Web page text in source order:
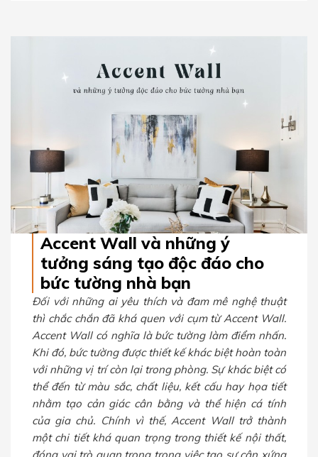
Accent Wall và những ý
tưởng sáng tạo độc đáo cho
bức tường nhà bạn
Đối với những ai yêu thích và đam mê nghệ thuật
thì chắc chắn đã khá quen với cụm từ Accent Wall.
Accent Wall có nghĩa là bức tường làm điểm nhấn.
Khi đó, bức tường được thiết kế khác biệt hoàn toàn
với những vị trí còn lại trong phòng. Sự khác biệt có
thể đến từ màu sắc, chất liệu, kết cấu hay họa tiết
nhằm tạo cản giác cân bằng và thể hiện cá tính
của gia chủ. Chính vì thế, Accent Wall trở thành
một chi tiết khá quan trọng trong thiết kế nội thất,